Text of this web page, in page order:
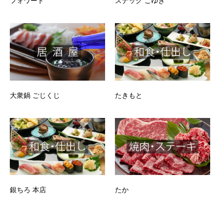
大衆鍋 ごじくじ たきもと
銀ちろ 本店 たか